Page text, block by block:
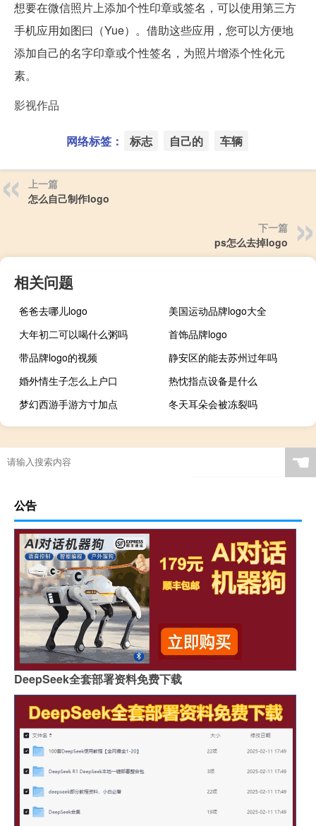
想要在微信照片上添加个性印章或签名，可以使用第三方
手机应用如图曰（Yue）。借助这些应用，您可以方便地
添加自己的名字印章或个性签名，为照片增添个性化元
素。
影视作品
网络标签： 标志 自己的 车辆
上一篇
怎么自己制作logo
下一篇
ps怎么去掉logo
相关问题
爸爸去哪儿logo
美国运动品牌logo大全
大年初二可以喝什么粥吗
首饰品牌logo
带品牌logo的视频
静安区的能去苏州过年吗
婚外情生子怎么上户口
热忱指点设备是什么
梦幻西游手游方寸加点
冬天耳朵会被冻裂吗
☚
公告
DeepSeek全套部署资料免费下载